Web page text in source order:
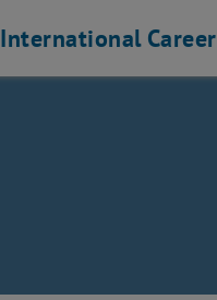
International Career